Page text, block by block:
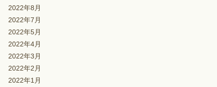
2022年8月
2022年7月
2022年5月
2022年4月
2022年3月
2022年2月
2022年1月